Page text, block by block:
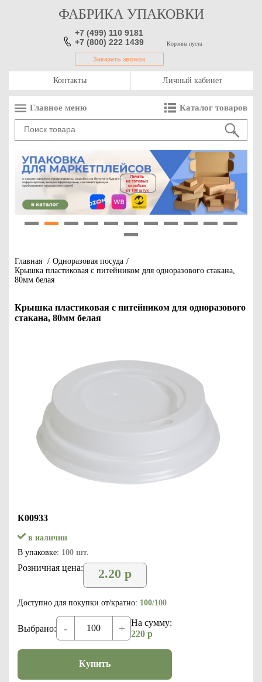
ФАБРИКА УПАКОВКИ
+7 (499) 110 9181
+7 (800) 222 1439
Заказать звонок
Корзина пуста
Контакты Личный кабинет
Главное меню Каталог товаров
Главная / Одноразовая посуда /
Крышка пластиковая с питейником для одноразового стакана,
80мм белая
Крышка пластиковая с питейником для одноразового
стакана, 80мм белая
К00933
в наличии
В упаковке: 100 шт.
Розничная цена: 2.20 р
Доступно для покупки от/кратно: 100/100
Выбрано: - +
На сумму:
220 р
Купить